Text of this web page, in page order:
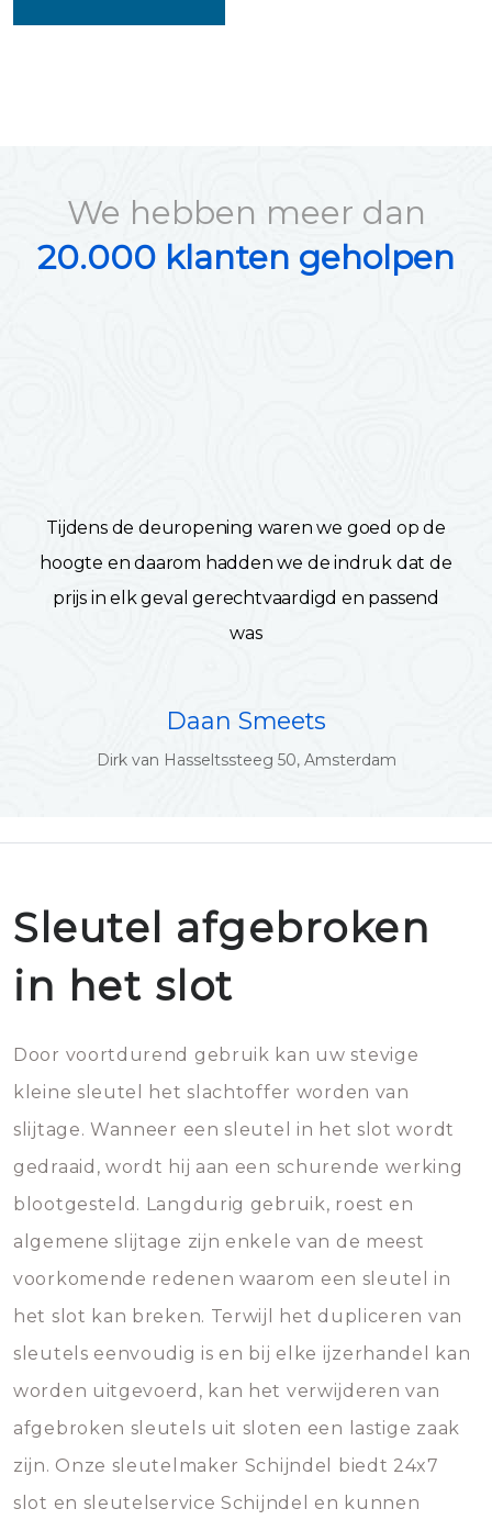
We hebben meer dan
20.000 klanten geholpen
Tijdens de deuropening waren we goed op de
hoogte en daarom hadden we de indruk dat de
prijs in elk geval gerechtvaardigd en passend
was
Daan Smeets
Dirk van Hasseltssteeg 50, Amsterdam
Sleutel afgebroken
in het slot
Door voortdurend gebruik kan uw stevige
kleine sleutel het slachtoffer worden van
slijtage. Wanneer een sleutel in het slot wordt
gedraaid, wordt hij aan een schurende werking
blootgesteld. Langdurig gebruik, roest en
algemene slijtage zijn enkele van de meest
voorkomende redenen waarom een sleutel in
het slot kan breken. Terwijl het dupliceren van
sleutels eenvoudig is en bij elke ijzerhandel kan
worden uitgevoerd, kan het verwijderen van
afgebroken sleutels uit sloten een lastige zaak
zijn. Onze sleutelmaker Schijndel biedt 24x7
slot en sleutelservice Schijndel en kunnen